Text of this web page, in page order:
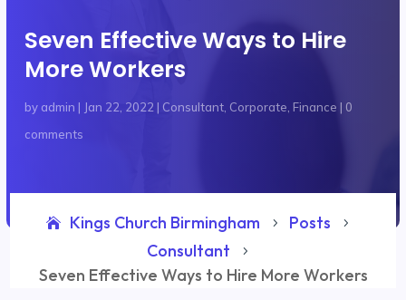
Seven Effective Ways to Hire
More Workers
by admin | Jan 22, 2022 | Consultant, Corporate Finance | 0
comments
Kings Church Birmingham 5 Posts 5
Consultant 5
Seven Effective Ways to Hire More Workers